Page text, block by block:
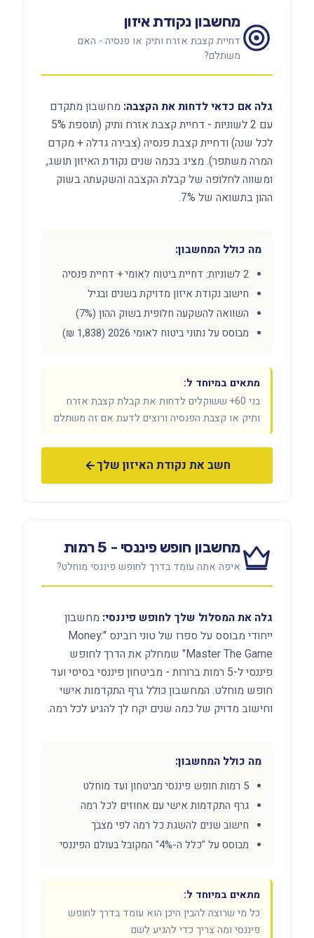
מחשבון נקודת איזון
דחיית קצבת אזרח ותיק או פנסיה - האם
משתלם?
גלה אם כדאי לדחות את הקצבה: מחשבון מתקדם
עם 2 לשוניות - דחיית קצבת אזרח ותיק (תוספת 5%
לכל שנה) ודחיית קצבת פנסיה (צבירה גדלה + מקדם
המרה משתפר). מציג בכמה שנים נקודת האיזון תושג,
ומשווה לחלופה של קבלת הקצבה והשקעתה בשוק
ההון בתשואה של 7%.
מה כולל המחשבון:
2 לשוניות: דחיית ביטוח לאומי + דחיית פנסיה
חישוב נקודת איזון מדויקת בשנים ובגיל
השוואה להשקעה חלופית בשוק ההון (7%)
מבוסס על נתוני ביטוח לאומי 2026 (1,838 ₪)
מתאים במיוחד ל:
בני 60+ ששוקלים לדחות את קבלת קצבת אזרח
ותיק או קצבת הפנסיה ורוצים לדעת אם זה משתלם
חשב את נקודת האיזון שלך
מחשבון חופש פיננסי - 5 רמות
איפה אתה עומד בדרך לחופש פיננסי מוחלט?
גלה את המסלול שלך לחופש פיננסי: מחשבון
ייחודי מבוסס על ספרו של טוני רובינס "Money:
Master The Game" שמחלק את הדרך לחופש
פיננסי ל-5 רמות ברורות - מביטחון פיננסי בסיסי ועד
חופש מוחלט. המחשבון כולל גרף התקדמות אישי
וחישוב מדויק של כמה שנים יקח לך להגיע לכל רמה.
מה כולל המחשבון:
5 רמות חופש פיננסי מביטחון ועד מוחלט
גרף התקדמות אישי עם אחוזים לכל רמה
חישוב שנים להשגת כל רמה לפי מצבך
מבוסס על "כלל ה-4%" המקובל בעולם הפיננסי
מתאים במיוחד ל:
כל מי שרוצה להבין היכן הוא עומד בדרך לחופש
פיננסי ומה צריך כדי להגיע לשם